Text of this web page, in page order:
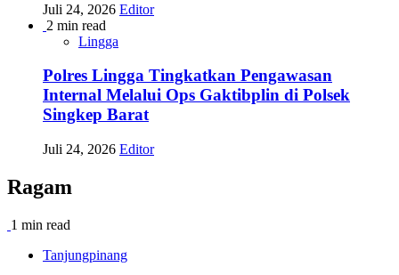
Juli 24, 2026 Editor
2 min read
Lingga
Polres Lingga Tingkatkan Pengawasan
Internal Melalui Ops Gaktibplin di Polsek
Singkep Barat
Juli 24, 2026 Editor
Ragam
1 min read
Tanjungpinang